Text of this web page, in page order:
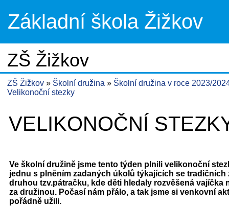
Základní škola Žižkov
ZŠ Žižkov
ZŠ Žižkov Školní družina
Školní družina v roce 2023/
Velikonoční stezky
VELIKONOČNÍ
Ve školní družině jsme tento týden plnili velikonoční
jednu s plněním zadaných úkolů týkajících se tradičních
druhou tzv.pátračku, kde děti hledaly rozvěšená vajíčka
za družinou. Počasí nám přálo, a tak jsme si venkovní
pořádně užili.